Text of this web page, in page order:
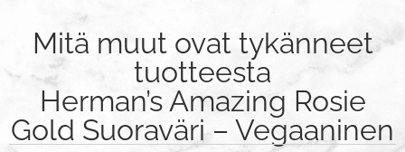
Mitä muut ovat tykänneet
tuotteesta
Herman’s Amazing Rosie
Gold Suoraväri – Vegaaninen